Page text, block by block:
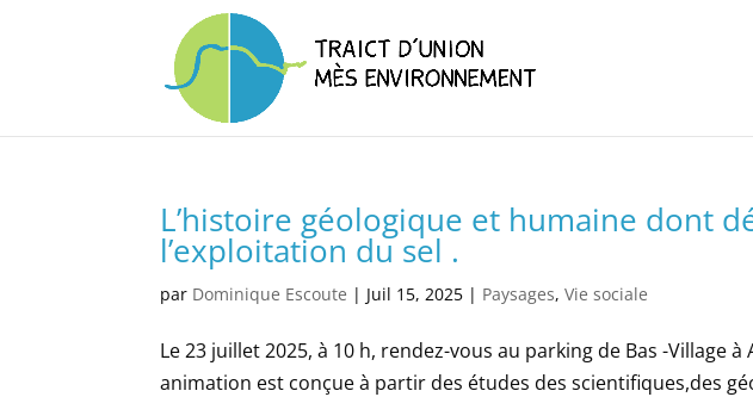
L’histoire géologique et humaine dont
l’exploitation du sel .
par Dominique Escoute | Juil 15, 2025 | Paysages,Vie sociale
Le 23 juillet 2025, à 10 h, rendez-vous au parking de Bas -Village à
animation est conçue à partir des études des scientifiques,des